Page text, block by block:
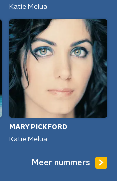
Katie Melua
MARY PICKFORD
Katie Melua
Meer nummers